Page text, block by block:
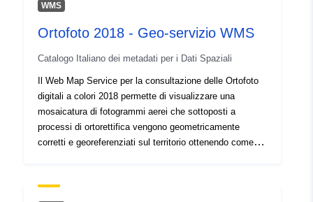
WMS
Ortofoto 2018 - Geo-servizio WMS
Catalogo Italiano dei metadati per i Dati Spaziali
Il Web Map Service per la consultazione delle Ortofoto
digitali a colori 2018 permette di visualizzare una
mosaicatura di fotogrammi aerei che sottoposti a
processi di ortorettifica vengono geometricamente
corretti e georeferenziati sul territorio ottenendo come
reali.Data volo: 20-21 giugno 2018